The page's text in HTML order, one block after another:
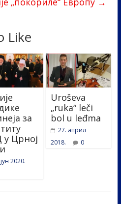
Like
за
у Црној
2020.
Uroševa
„ruka“ leči
bol u leđma
27. април
2018.
0